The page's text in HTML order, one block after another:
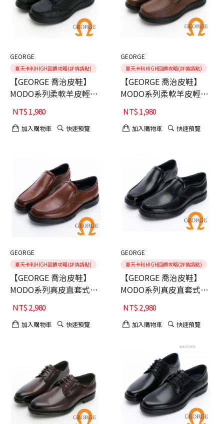
GEORGE
夏天卡利HIGH回饋攻略(詳情請點)
【GEORGE 喬治皮鞋】
MODO系列柔軟羊皮輕量
綁帶氣墊休閒鞋-黑
NT$1,980
加入購物車 快速預覽
GEORGE
夏天卡利HIGH回饋攻略(詳情請點)
【GEORGE 喬治皮鞋】
MODO系列柔軟羊皮輕量
懶人氣墊休閒鞋-咖
NT$1,980
加入購物車 快速預覽
GEORGE
夏天卡利HIGH回饋攻略(詳情請點)
【GEORGE 喬治皮鞋】
MODO系列真皮直套式商
務氣墊皮鞋-棕40
NT$2,980
加入購物車 快速預覽
GEORGE
夏天卡利HIGH回饋攻略(詳情請點)
【GEORGE 喬治皮鞋】
MODO系列真皮直套式商
務氣墊皮鞋-黑40
NT$2,980
加入購物車 快速預覽